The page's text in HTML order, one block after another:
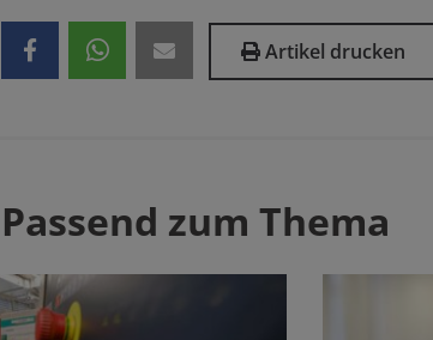
Artikel drucken
Passend zum Thema